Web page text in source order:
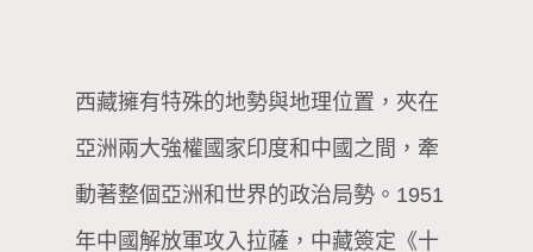
西藏擁有特殊的地勢與地理位置，夾在
亞洲兩大強權國家印度和中國之間，牽
動著整個亞洲和世界的政治局勢。1951
年中國解放軍攻入拉薩，中藏簽定《十